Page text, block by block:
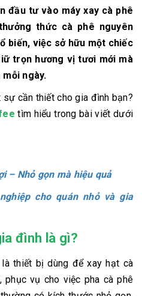
đầu tư vào máy xay cà phê
thức cà phê nguyên
biến, việc sở hữu một chiếc
trọn hương vị tươi mới mà
ngày.
cần thiết cho gia đình bạn?
tìm hiểu trong bài viết dưới
– Nhỏ gọn mà hiệu quả
cho quán nhỏ và gia
đình là gì?
là thiết bị dùng để xay hạt cà
phục vụ cho việc pha cà phê